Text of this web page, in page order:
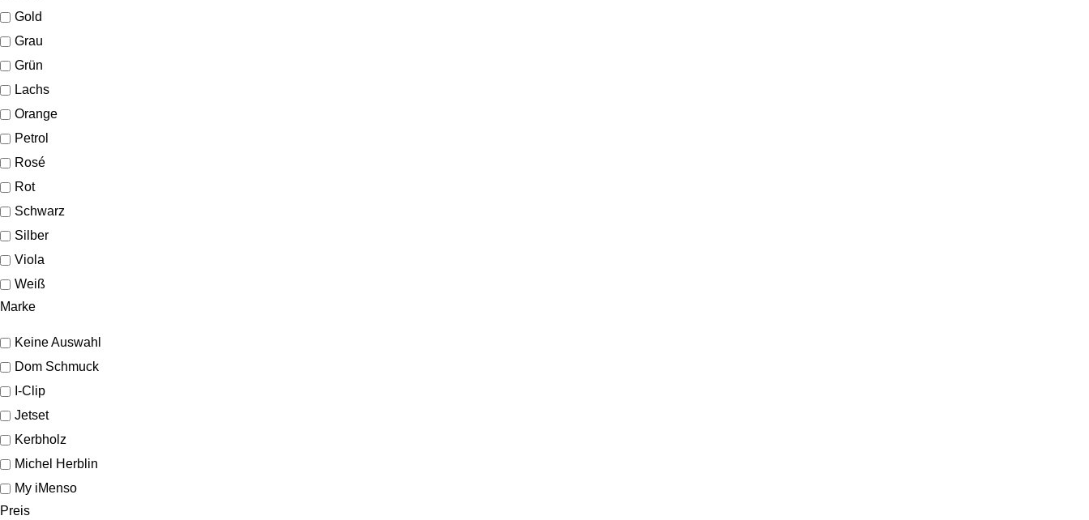
Gold
Grau
Grün
Lachs
Orange
Petrol
Rosé
Rot
Schwarz
Silber
Viola
Weiß
Marke
Keine Auswahl
Dom Schmuck
I-Clip
Jetset
Kerbholz
Michel Herblin
My iMenso
Preis